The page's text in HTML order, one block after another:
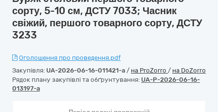
сорту, 5-10 см, ДСТУ 7033; Часник
свіжий, першого товарного сорту, ДСТУ
3233
Оголошення про проведення.pdf
Закупівля: UA-2026-06-16-011421-a / на ProZorro / на DoZorro
Рядок плану закупівлі та обґрунтування: UA-P-2026-06-16-
013197-a